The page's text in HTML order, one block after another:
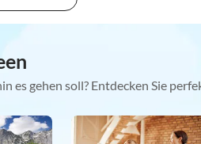
es gehen soll? Entdecken Sie